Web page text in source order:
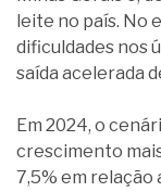
leite no país. No
dificuldades nos
saída acelerada
Em 2024, o
crescimento
7,5% em relação